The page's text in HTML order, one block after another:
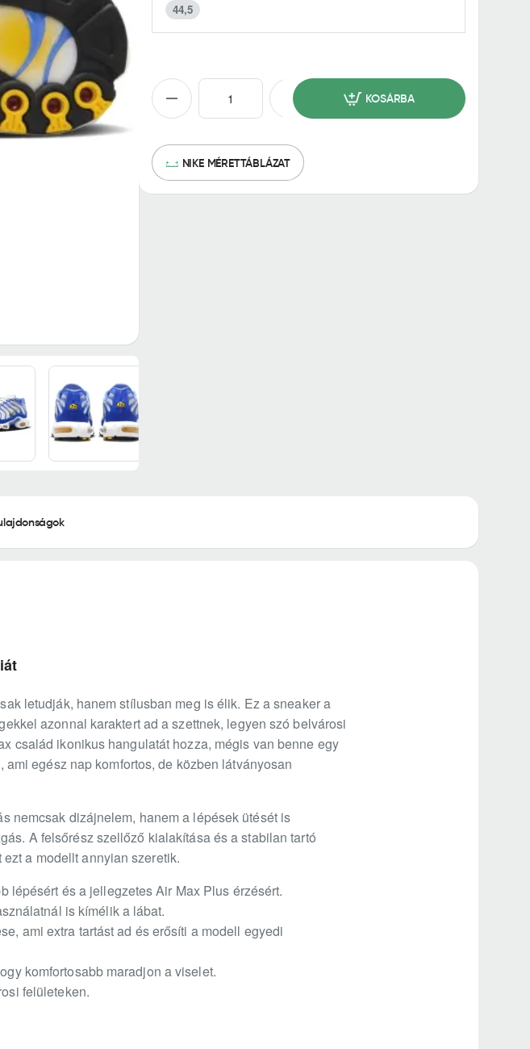
44,5
KOSÁRBA
NIKE MÉRETTÁBLÁZAT
letudják, hanem stílusban meg is élik. Ez a sneaker a
azonnal karaktert ad a szettnek, legyen szó belvárosi
család ikonikus hangulatát hozza, mégis van benne egy
egész nap komfortos, de közben látványosan
nemcsak dizájnelem, hanem a lépések ütését is
A felsőrész szellőző kialakítása és a stabilan tartó
ezt a modellt annyian szeretik.
lépésért és a jellegzetes Air Max Plus érzésért.
is kímélik a lábat.
ami extra tartást ad és erősíti a modell egyedi
komfortosabb maradjon a viselet.
felületeken.